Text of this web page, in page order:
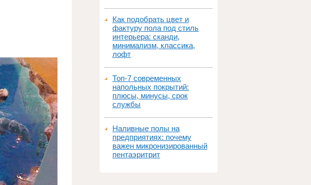
Как подобрать цвет и
фактуру пола под стиль
интерьера: сканди,
минимализм, классика,
лофт
Топ‑7 современных
напольных покрытий:
плюсы, минусы, срок
службы
Наливные полы на
предприятиях: почему
важен микронизированный
пентаэритрит